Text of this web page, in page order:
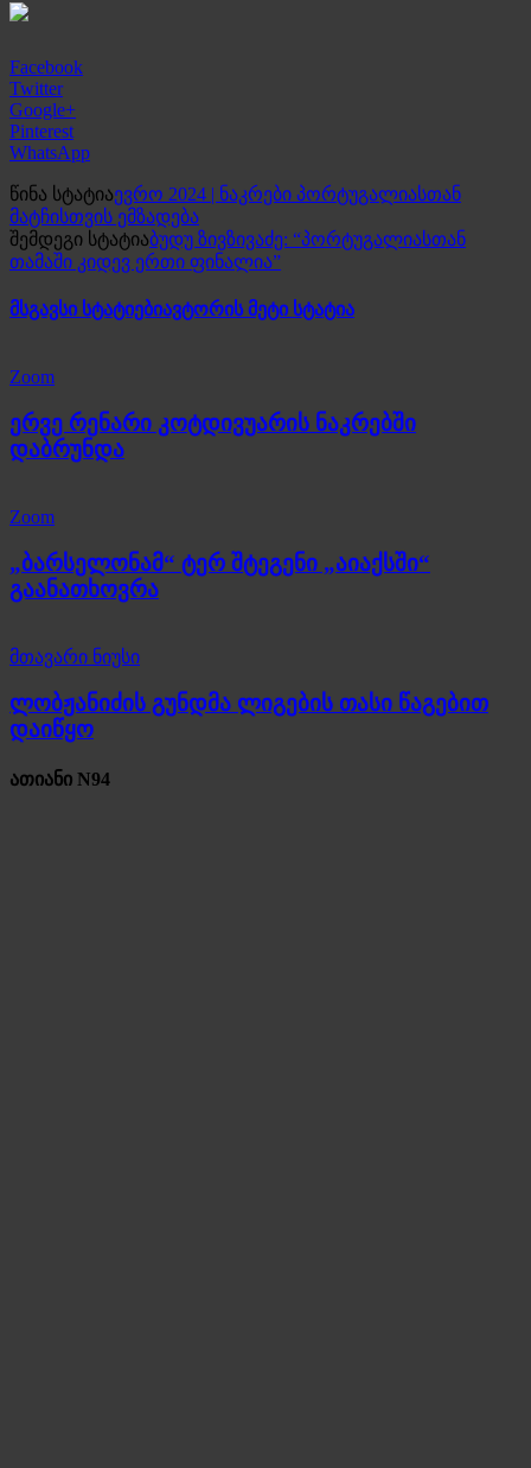
Facebook
Twitter
Google+
Pinterest
WhatsApp
წინა სტატიაევრო 2024 | ნაკრები პორტუგალიასთან
მატჩისთვის ემზადება
შემდეგი სტატიაბუდუ ზივზივაძე: “პორტუგალიასთან
თამაში კიდევ ერთი ფინალია”
მსგავსი სტატიებიავტორის მეტი სტატია
Zoom
ერვე რენარი კოტდივუარის ნაკრებში
დაბრუნდა
Zoom
„ბარსელონამ“ ტერ შტეგენი „აიაქსში“
გაანათხოვრა
მთავარი ნიუსი
ლობჟანიძის გუნდმა ლიგების თასი წაგებით
დაიწყო
ათიანი N94